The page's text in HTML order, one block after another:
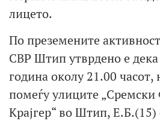
лицето.
По преземените
СВР Штип утврдено е
година околу 21.00 часот,
помеѓу улиците „Сремски
Крајгер“ во Штип,